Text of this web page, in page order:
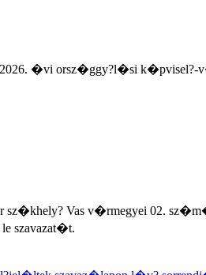
�vi orsz�ggy?l�si k�pvisel?-
Vas v�rmegyei 02.
szavazat�t.